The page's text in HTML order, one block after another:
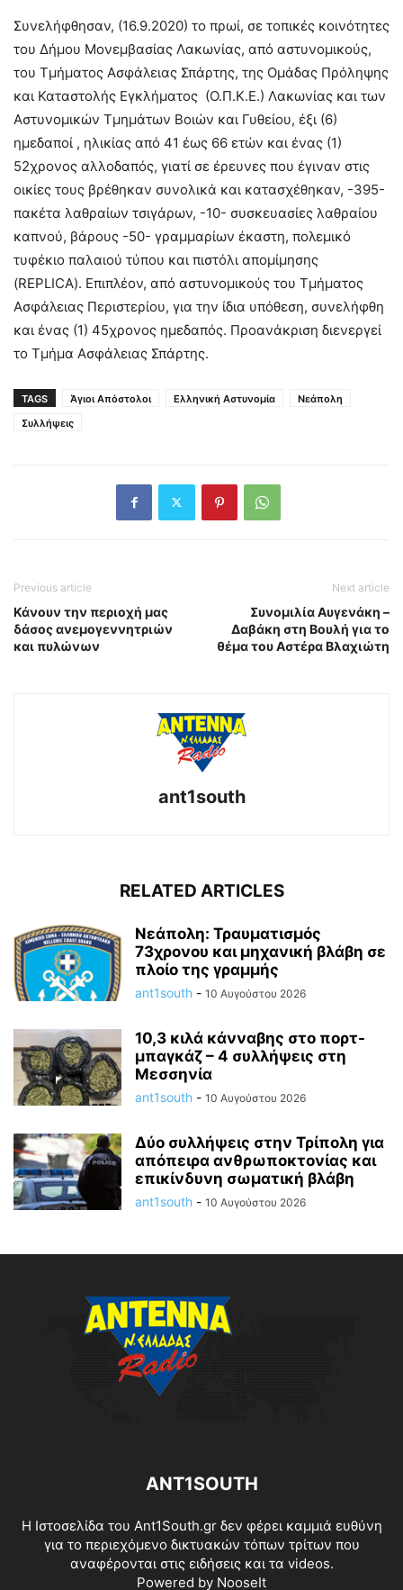
Συνελήφθησαν, (16.9.2020) το πρωί, σε τοπικές κοινότητες
του Δήμου Μονεμβασίας Λακωνίας, από αστυνομικούς,
του Τμήματος Ασφάλειας Σπάρτης, της Ομάδας Πρόληψης
και Καταστολής Εγκλήματος (Ο.Π.Κ.Ε.) Λακωνίας και των
Αστυνομικών Τμημάτων Βοιών και Γυθείου, έξι (6)
ημεδαποί , ηλικίας από 41 έως 66 ετών και ένας (1)
52χρονος αλλοδαπός, γιατί σε έρευνες που έγιναν στις
οικίες τους βρέθηκαν συνολικά και κατασχέθηκαν, -395-
πακέτα λαθραίων τσιγάρων, -10- συσκευασίες λαθραίου
καπνού, βάρους -50- γραμμαρίων έκαστη, πολεμικό
τυφέκιο παλαιού τύπου και πιστόλι απομίμησης
(REPLICA). Επιπλέον, από αστυνομικούς του Τμήματος
Ασφάλειας Περιστερίου, για την ίδια υπόθεση, συνελήφθη
και ένας (1) 45χρονος ημεδαπός. Προανάκριση διενεργεί
το Τμήμα Ασφάλειας Σπάρτης.
TAGS Άγιοι Απόστολοι Ελληνική Αστυνομία
Νεάπολη
Συλλήψεις
Previous article
Κάνουν την περιοχή μας
δάσος ανεμογεννητριών
και πυλώνων
Next article
Συνομιλία Αυγενάκη –
Δαβάκη στη Βουλή για το
θέμα του Αστέρα Βλαχιώτη
ant1south
RELATED ARTICLES
Νεάπολη: Τραυματισμός
73χρονου και μηχανική βλάβη σε
πλοίο της γραμμής
ant1south - 10 Αυγούστου 2026
10,3 κιλά κάνναβης στο πορτ-
μπαγκάζ – 4 συλλήψεις στη
Μεσσηνία
ant1south - 10 Αυγούστου 2026
Δύο συλλήψεις στην Τρίπολη για
απόπειρα ανθρωποκτονίας και
επικίνδυνη σωματική βλάβη
ant1south - 10 Αυγούστου 2026
ANT1SOUTH
Η Ιστοσελίδα του Ant1South.gr δεν φέρει καμμιά ευθύνη
για το περιεχόμενο δικτυακών τόπων τρίτων που
αναφέρονται στις ειδήσεις και τα videos.
Powered by NooseIt